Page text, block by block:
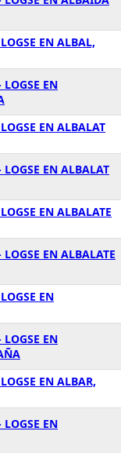
EN ALBAL,
EN
EN ALBALAT
EN ALBALAT
EN ALBALATE
EN ALBALATE
EN
EN
EN ALBAR,
EN